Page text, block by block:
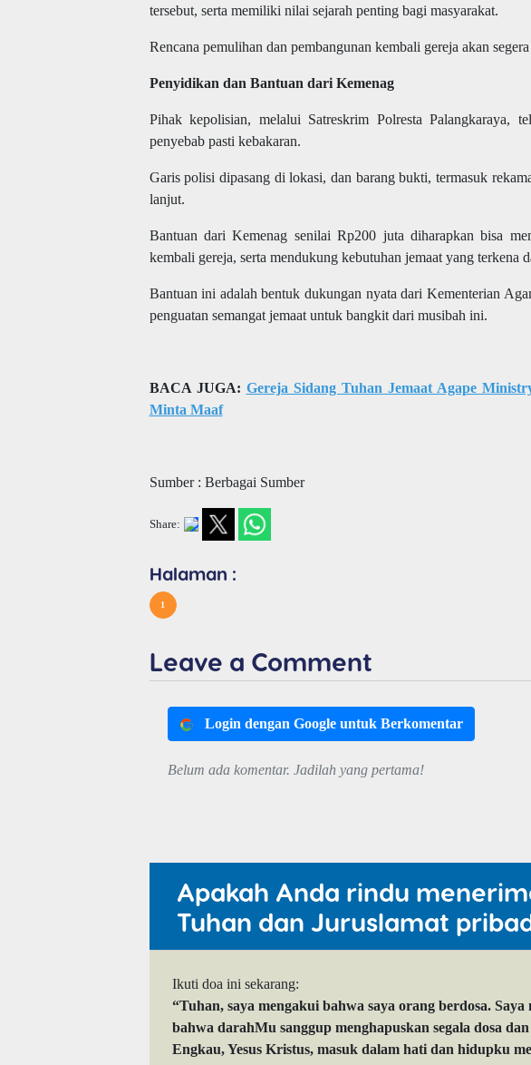
tersebut, serta memiliki nilai sejarah penting bagi masyarakat.
Rencana pemulihan dan pembangunan kembali gereja akan
Penyidikan dan Bantuan dari Kemenag
Pihak kepolisian, melalui Satreskrim Polresta Palangkaraya,
penyebab pasti kebakaran.
Garis polisi dipasang di lokasi, dan barang bukti, termasuk
lanjut.
Bantuan dariKemenag senilai Rp200 juta diharapkan bisa
kembali gereja, serta mendukung kebutuhan jemaat yang terkena
Bantuan ini adalah bentuk dukungan nyata dari Kementerian
penguatan semangat jemaat untuk bangkit dari musibah ini.
BACA JUGA: Gereja Sidang Tuhan Jemaat Agape
Minta Maaf
Sumber : Berbagai Sumber
Share:
Halaman :
1
Leave a Comment
Login dengan Google untuk Berkomentar
Belum ada komentar. Jadilah yang pertama!
Apakah Anda rindu
Tuhan dan Juruslamat
Ikuti doa ini sekarang:
“Tuhan, saya mengakui bahwa saya orang berdosa.
bahwa darahMu sanggup menghapuskan segala dosa
Engkau, Yesus Kristus, masuk dalam hati dan hidupku